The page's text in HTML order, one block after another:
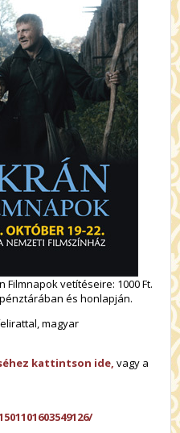
vetítéseire: 1000 Ft.
és honlapján.
magyar
kattintson ide,vagy a